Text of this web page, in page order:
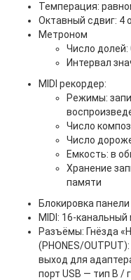
Темперация:
Октавный сдвиг: 4
Метроном
Число долей:
Интервал
MIDI рекордер:
Режимы:
Число
Число
Емкость: в
Хранение
памяти
Блокировка
MIDI: 16-
Разъёмы: Гнёзда
(PHONES/
выход для
порт USB — тип B /